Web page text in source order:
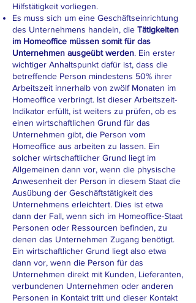
Hilfstätigkeit vorliegen.
Es muss sich um eine Geschäftseinrichtung
des Unternehmens handeln, die Tätigkeiten
im Homeoffice müssen somit für das
Unternehmen ausgeübt werden. Ein erster
wichtiger Anhaltspunkt dafür ist, dass die
betreffende Person mindestens 50% ihrer
Arbeitszeit innerhalb von zwölf Monaten im
Homeoffice verbringt. Ist dieser Arbeitszeit-
Indikator erfüllt, ist weiters zu prüfen, ob es
einen wirtschaftlichen Grund für das
Unternehmen gibt, die Person vom
Homeoffice aus arbeiten zu lassen. Ein
solcher wirtschaftlicher Grund liegt im
Allgemeinen dann vor, wenn die physische
Anwesenheit der Person in diesem Staat die
Ausübung der Geschäftstätigkeit des
Unternehmens erleichtert. Dies ist etwa
dann der Fall, wenn sich im Homeoffice-Staat
Personen oder Ressourcen befinden, zu
denen das Unternehmen Zugang benötigt.
Ein wirtschaftlicher Grund liegt also etwa
dann vor, wenn die Person für das
Unternehmen direkt mit Kunden, Lieferanten,
verbundenen Unternehmen oder anderen
Personen in Kontakt tritt und dieser Kontakt